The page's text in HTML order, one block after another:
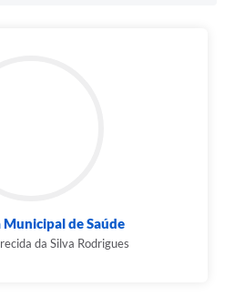
Municipal de Saúde
da Silva Rodrigues